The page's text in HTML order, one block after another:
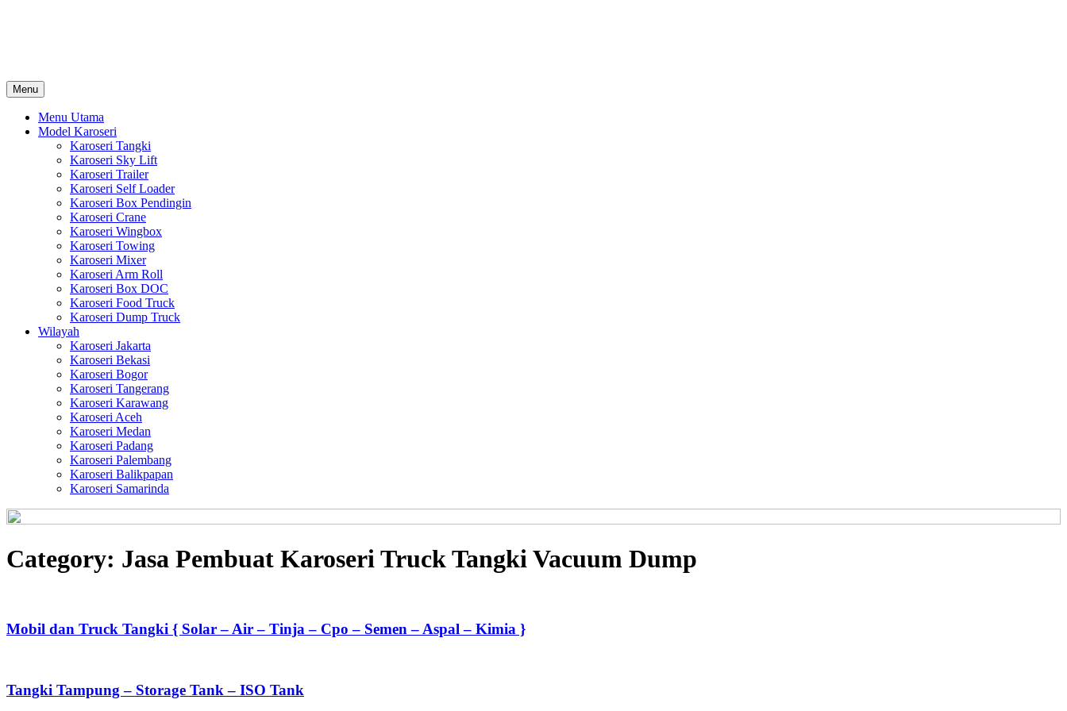
Menu
Menu Utama
Model Karoseri
Karoseri Tangki
Karoseri Sky Lift
Karoseri Trailer
Karoseri Self Loader
Karoseri Box Pendingin
Karoseri Crane
Karoseri Wingbox
Karoseri Towing
Karoseri Mixer
Karoseri Arm Roll
Karoseri Box DOC
Karoseri Food Truck
Karoseri Dump Truck
Wilayah
Karoseri Jakarta
Karoseri Bekasi
Karoseri Bogor
Karoseri Tangerang
Karoseri Karawang
Karoseri Aceh
Karoseri Medan
Karoseri Padang
Karoseri Palembang
Karoseri Balikpapan
Karoseri Samarinda
Category: Jasa Pembuat Karoseri Truck Tangki Vacuum Dump
Mobil dan Truck Tangki { Solar – Air – Tinja – Cpo – Semen – Aspal – Kimia }
Tangki Tampung – Storage Tank – ISO Tank